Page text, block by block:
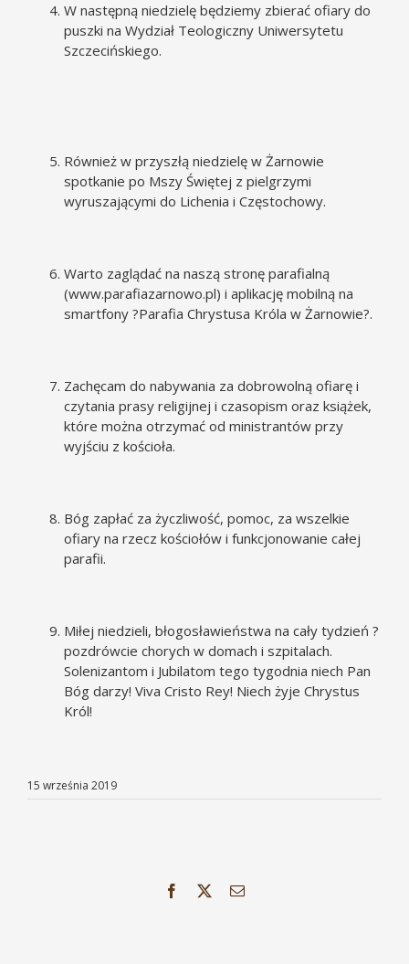
W następną niedzielę będziemy zbierać ofiary do
puszki na Wydział Teologiczny Uniwersytetu
Szczecińskiego.
Również w przyszłą niedzielę w Żarnowie
spotkanie po Mszy Świętej z pielgrzymi
wyruszającymi do Lichenia i Częstochowy.
Warto zaglądać na naszą stronę parafialną
(www.parafiazarnowo.pl) i aplikację mobilną na
smartfony ?Parafia Chrystusa Króla w Żarnowie?.
Zachęcam do nabywania za dobrowolną ofiarę i
czytania prasy religijnej i czasopism oraz książek,
które można otrzymać od ministrantów przy
wyjściu z kościoła.
Bóg zapłać za życzliwość, pomoc, za wszelkie
ofiary na rzecz kościołów i funkcjonowanie całej
parafii.
Miłej niedzieli, błogosławieństwa na cały tydzień ?
pozdrówcie chorych w domach i szpitalach.
Solenizantom i Jubilatom tego tygodnia niech Pan
Bóg darzy! Viva Cristo Rey! Niech żyje Chrystus
Król!
15 września 2019
Facebook Email